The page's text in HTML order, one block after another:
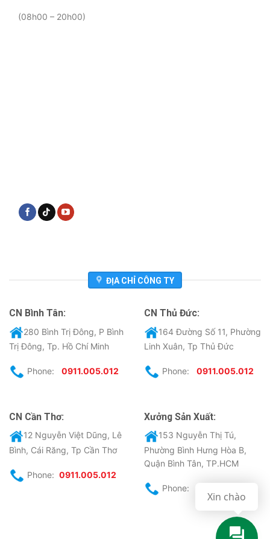
(08h00 – 20h00)
ĐỊA CHỈ CÔNG TY
CN Bình Tân:
280 Bình Trị Đông, P Bình
Trị Đông, Tp. Hồ Chí Minh
Phone: 0911.005.012
CN Thủ Đức:
164 Đường Số 11, Phường
Linh Xuân, Tp Thủ Đức
Phone: 0911.005.012
CN Cần Thơ:
12 Nguyễn Việt Dũng, Lê
Bình, Cái Răng, Tp Cần Thơ
Phone: 0911.005.012
Xưởng Sản Xuất:
153 Nguyễn Thị Tú,
Phường Bình Hưng Hòa B,
Quận Bình Tân, TP.HCM
Phone:
Xin chào